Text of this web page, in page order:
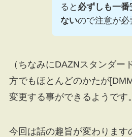
ると 必ずしも一番
ないので注意が必
（ちなみにDAZNスタンダー
方でもほとんどのかたが
変更する事ができるようです。
今回は話の趣旨が変わります